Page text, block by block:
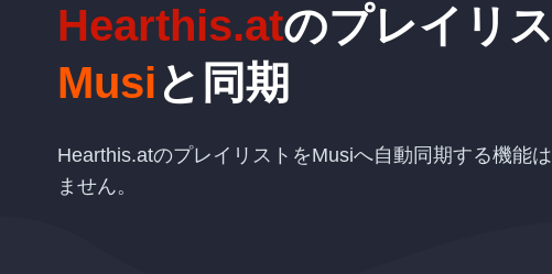
Hearthis.atのプレイリ
Musi と同期
Hearthis.atのプレイリストをMusiへ自動同期する機能
ません。